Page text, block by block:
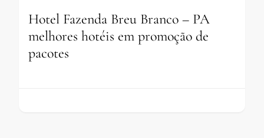
Hotel Fazenda Breu Branco – PA
melhores hotéis em promoção de
pacotes